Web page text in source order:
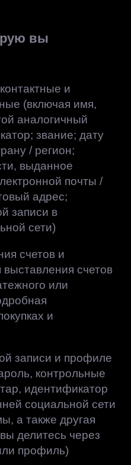
вы
и
(включая имя,
аналогичный
звание; дату
/ регион;
выданное
почты /
адрес;
записи в
сети)
счетов и
счетов
или
и
записи и профиле
контрольные
идентификатор
социальной сети
а также другая
делитесь через
профиль)